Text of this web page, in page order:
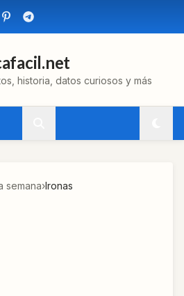
historia, datos curiosos y más
semana›Ironas